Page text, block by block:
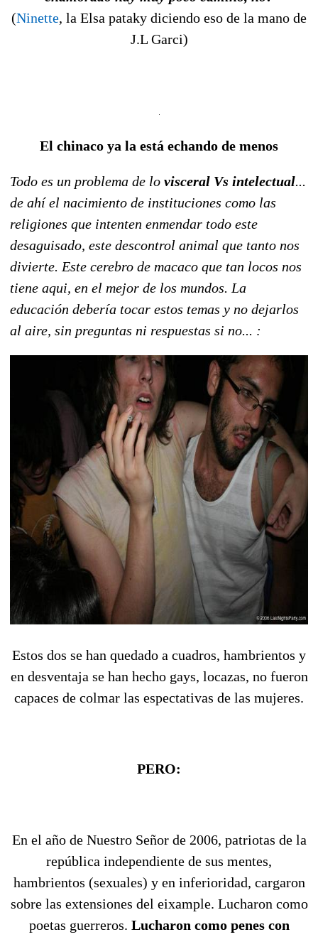
(Ninette, la Elsa pataky diciendo eso de la mano de
J.L Garci)
El chinaco ya la está echando de menos
Todo es un problema de lo visceral Vs intelectual...
de ahí el nacimiento de instituciones como las
religiones que intenten enmendar todo este
desaguisado, este descontrol animal que tanto nos
divierte. Este cerebro de macaco que tan locos nos
tiene aqui, en el mejor de los mundos. La
educación debería tocar estos temas y no dejarlos
al aire, sin preguntas ni respuestas si no... :
Estos dos se han quedado a cuadros, hambrientos y
en desventaja se han hecho gays, locazas, no fueron
capaces de colmar las espectativas de las mujeres.
PERO:
En el año de Nuestro Señor de 2006, patriotas de la
república independiente de sus mentes,
hambrientos (sexuales) y en inferioridad, cargaron
sobre las extensiones del eixample. Lucharon como
poetas guerreros. Lucharon como penes con